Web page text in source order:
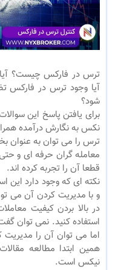
ترس در فارکس چیست؟ آیا
آیا وجود ترس در فارکس
شود؟
برای یافتن پاسخ این
نکس به نگارش درآمده
ترس را می توان به عنوان
معامله گران حرفه ای و
قطعا آن را تجربه کرده اند.
نکته ای که وجود دارد
و با مدیریت کردن آن می
در بالا بردن کیفیت
استفاده کنید. نمی توان
اما می توان آن را مدیریت
همین ابتدا مطالعه
نیکس است.